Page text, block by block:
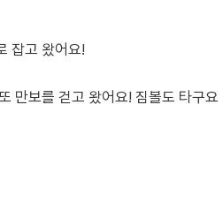
잡고 왔어요!
만보를 걷고 왔어요! 짐볼도 타구요